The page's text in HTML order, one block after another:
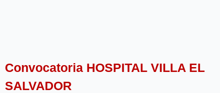
Convocatoria HOSPITAL VILLA EL
SALVADOR